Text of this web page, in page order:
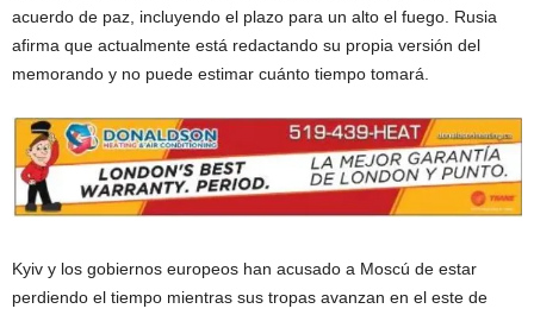
acuerdo de paz, incluyendo el plazo para un alto el fuego. Rusia
afirma que actualmente está redactando su propia versión del
memorando y no puede estimar cuánto tiempo tomará.
Kyiv y los gobiernos europeos han acusado a Moscú de estar
perdiendo el tiempo mientras sus tropas avanzan en el este de